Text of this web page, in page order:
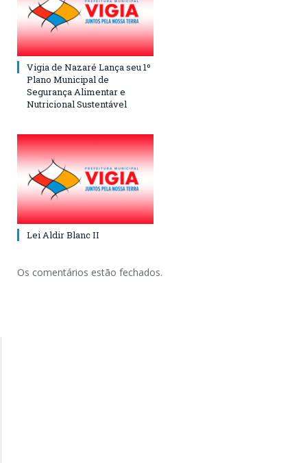
Vigia de Nazaré Lança seu 1º
Plano Municipal de
Segurança Alimentar e
Nutricional Sustentável
Lei Aldir Blanc II
Os comentários estão fechados.